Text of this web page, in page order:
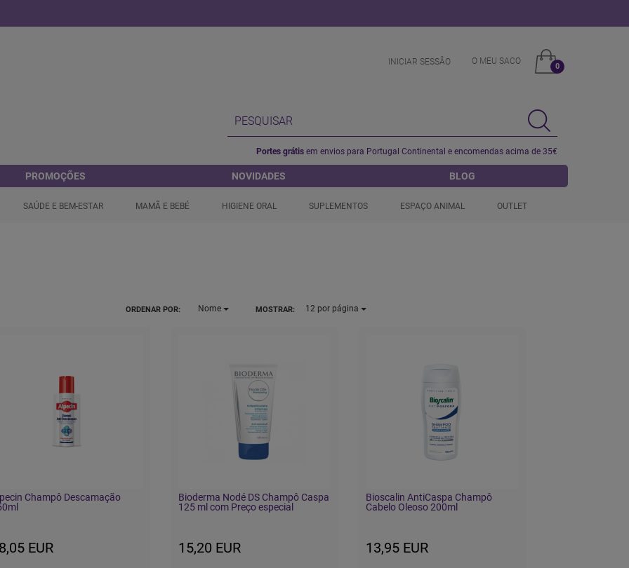
INICIAR SESSÂO O MEU SACO
0
Portes grátis em envios para Portugal Continental e encomendas acima de 35€
PROMOÇÕES NOVIDADES BLOG
SAÚDE E BEM-ESTAR MAMÃ E BEBÉ HIGIENE ORAL SUPLEMENTOS ESPAÇO ANIMAL OUTLET
ORDENAR POR: Nome MOSTRAR: 12por página
Champô Descamação
EUR
Bioderma Nodé DS Champô Caspa
125 ml com Preço especial
15,20 EUR
Bioscalin AntiCaspa Champô
Cabelo Oleoso 200ml
13,95 EUR